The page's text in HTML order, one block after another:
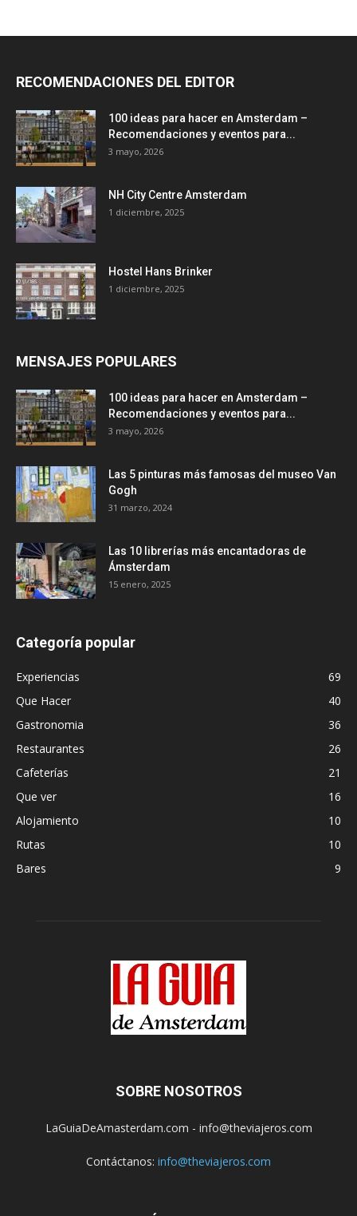
RECOMENDACIONES DEL EDITOR
100 ideas para hacer en Amsterdam –
Recomendaciones y eventos para...
3 mayo, 2026
NH City Centre Amsterdam
1 diciembre, 2025
Hostel Hans Brinker
1 diciembre, 2025
MENSAJES POPULARES
100 ideas para hacer en Amsterdam –
Recomendaciones y eventos para...
3 mayo, 2026
Las 5 pinturas más famosas del museo Van
Gogh
31 marzo, 2024
Las 10 librerías más encantadoras de
Ámsterdam
15 enero, 2025
Categoría popular
Experiencias
69
Que Hacer
40
Gastronomia
36
Restaurantes
26
Cafeterías
21
Que ver
16
Alojamiento
10
Rutas
10
Bares
9
SOBRE NOSOTROS
LaGuiaDeAmasterdam.com - info@theviajeros.com
Contáctanos: info@theviajeros.com